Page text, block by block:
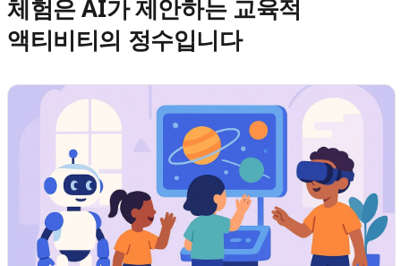
체험은 AI가 제안하는 교육적
액티비티의 정수입니다